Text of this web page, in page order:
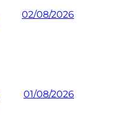
02/08/2026
01/08/2026